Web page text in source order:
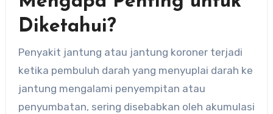
Diketahui?
Penyakit jantung atau jantung koroner terjadi
ketika pembuluh darah yang menyuplai darah ke
jantung mengalami penyempitan atau
penyumbatan, sering disebabkan oleh akumulasi